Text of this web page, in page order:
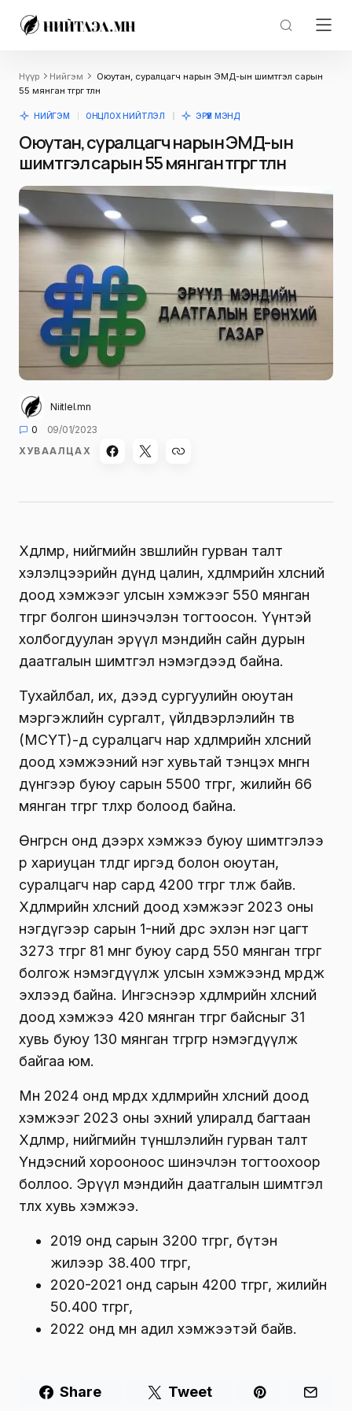
Нүүр Нийгэм
Оюутан, суралцагч нарын ЭМД-ын шимтгэл сарын
55 мянган төгрөг төлнө
НИЙГЭМ ОНЦЛОХ НИЙТЛЭЛ ЭРҮҮЛ МЭНД
Оюутан, суралцагч нарын ЭМД-ын
шимтгэл сарын 55 мянган төгрөг төлнө
Niitlel.mn
0
09/01/2023
ХУВААЛЦАХ
Хөдөлмөр, нийгмийн зөвшлийн гурван талт
хэлэлцээрийн дүнд цалин, хөдөлмөрийн хөлсний
доод хэмжээг улсын хэмжээг 550 мянган
төгрөг болгон шинэчэлэн тогтоосон. Үүнтэй
холбогдуулан эрүүл мэндийн сайн дурын
даатгалын шимтгэл нэмэгдээд байна.
Тухайлбал, их, дээд сургуулийн оюутан
мэргэжлийн сургалт, үйлдвэрлэлийн төв
(МСҮТ)-д суралцагч нар хөдөлмөрийн хөлсний
доод хэмжээний нэг хувьтай тэнцэх мөнгөн
дүнгээр буюу сарын 5500 төгрөг, жилийн 66
мянган төгрөг төлөхөөр болоод байна.
Өнгөрсөн онд дээрх хэмжээ буюу шимтгэлээ
өөрөө хариуцан төлдөг иргэд болон оюутан,
суралцагч нар сард 4200 төгрөг төлж байв.
Хөдөлмөрийн хөлсний доод хэмжээг 2023 оны
нэгдүгээр сарын 1-ний өдрөөс эхлэн нэг цагт
3273 төгрөг 81 мөнгө буюу сард 550 мянган төгрөг
болгож нэмэгдүүлж улсын хэмжээнд мөрдөж
эхлээд байна. Ингэснээр хөдөлмөрийн хөлсний
доод хэмжээ 420 мянган төгрөг байсныг 31
хувь буюу 130 мянган төгрөгөөр нэмэгдүүлж
байгаа юм.
Мөн 2024 онд мөрдөх хөдөлмөрийн хөлсний доод
хэмжээг 2023 оны эхний улиралд багтаан
Хөдөлмөр, нийгмийн түншлэлийн гурван талт
Үндэсний хорооноос шинэчлэн тогтоохоор
боллоо. Эрүүл мэндийн даатгалын шимтгэл
төлөх хувь хэмжээ.
2019 онд сарын 3200 төгрөг, бүтэн
жилээр 38.400 төгрөг,
2020-2021 онд сарын 4200 төгрөг, жилийн
50.400 төгрөг,
2022 онд мөн адил хэмжээтэй байв.
Share Tweet